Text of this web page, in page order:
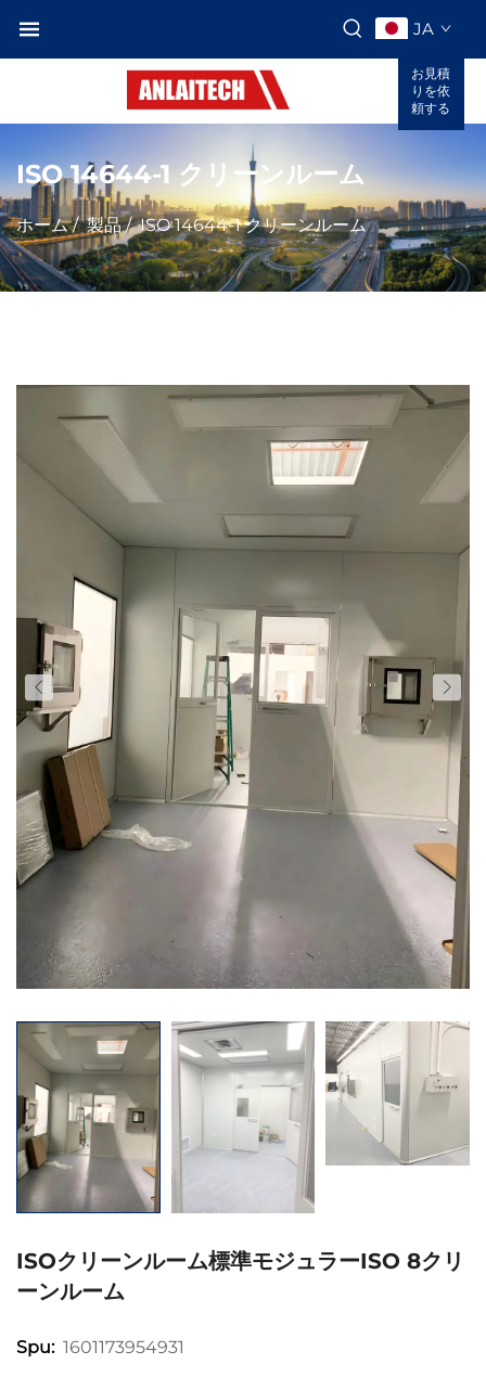
JA
お見積
りを依
頼する
ISO 14644-1 クリーンルーム
ホーム/製品/ISO 14644-1 クリーンルーム
ISOクリーンルーム標準モジュラーISO 8クリ
ーンルーム
Spu: 1601173954931